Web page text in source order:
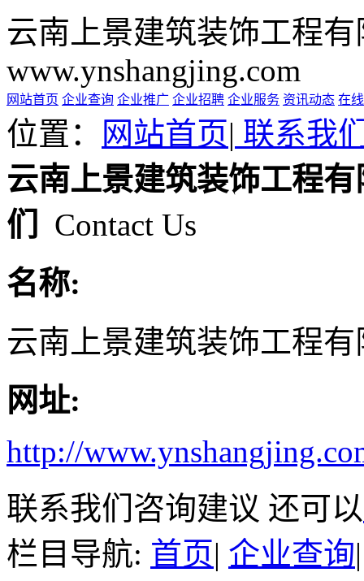
云南上景建筑装饰工程
www.ynshangjing.com
网站首页 企业查询 企业推广 企业招聘 企业服务 资讯动态 在
位置： 网站首页| 联系我
云南上景建筑装饰工程
们
Contact Us
名称:
云南上景建筑装饰工程
网址:
http://
联系我们咨询建议 还可以
栏目导航: 首页| 企业查询